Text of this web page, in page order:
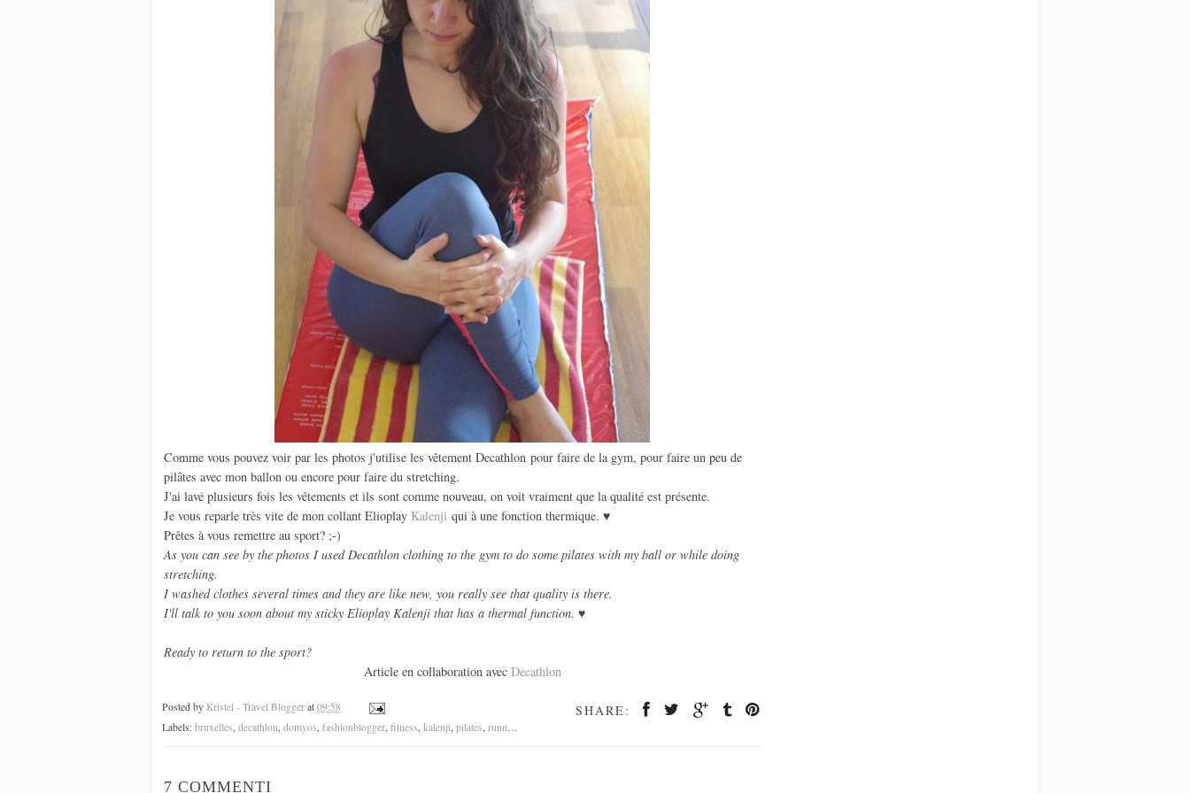
Comme vous pouvez voir par les photos j'utilise les vêtement Decathlon pour faire de la gym, pour faire un peu de
pilâtes avec mon ballon ou encore pour faire du stretching.
J'ai lavé plusieurs fois les vêtements et ils sont comme nouveau, on voit vraiment que la qualité est présente.
Je vous reparle très vite de mon collant Elioplay Kalenji qui à une fonction thermique. ♥
Prêtes à vous remettre au sport? ;-)
As you can see by the photos I used Decathlon clothing to the gym to do some pilates with my ball or while doing
stretching.
I washed clothes several times and they are like new, you really see that quality is there.
I'll talk to you soon about my sticky Elioplay Kalenji that has a thermal function. ♥
Ready to return to the sport?
Article en collaboration avec Decathlon
SHARE:
Posted by Kristel - Travel Blogger at 09:58
Labels: bruxelles decathlon domyos fashionblogger fitness kalenji pilates running
7 COMMENTI